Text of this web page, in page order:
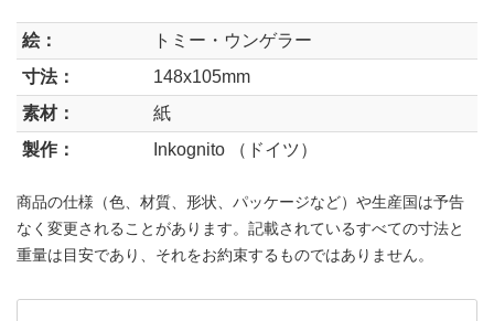
絵：
トミー・ウンゲラー
寸法：
148x105mm
素材：
紙
製作：
Inkognito （ドイツ）
商品の仕様（色、材質、形状、パッケージなど）や生産国は予告
なく変更されることがあります。記載されているすべての寸法と
重量は目安であり、それをお約束するものではありません。